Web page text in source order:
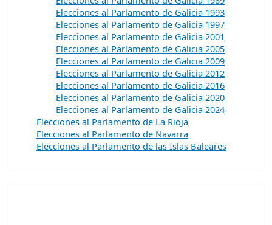
Elecciones al Parlamento de Galicia 1993
Elecciones al Parlamento de Galicia 1997
Elecciones al Parlamento de Galicia 2001
Elecciones al Parlamento de Galicia 2005
Elecciones al Parlamento de Galicia 2009
Elecciones al Parlamento de Galicia 2012
Elecciones al Parlamento de Galicia 2016
Elecciones al Parlamento de Galicia 2020
Elecciones al Parlamento de Galicia 2024
Elecciones al Parlamento de La Rioja
Elecciones al Parlamento de Navarra
Elecciones al Parlamento de las Islas Baleares